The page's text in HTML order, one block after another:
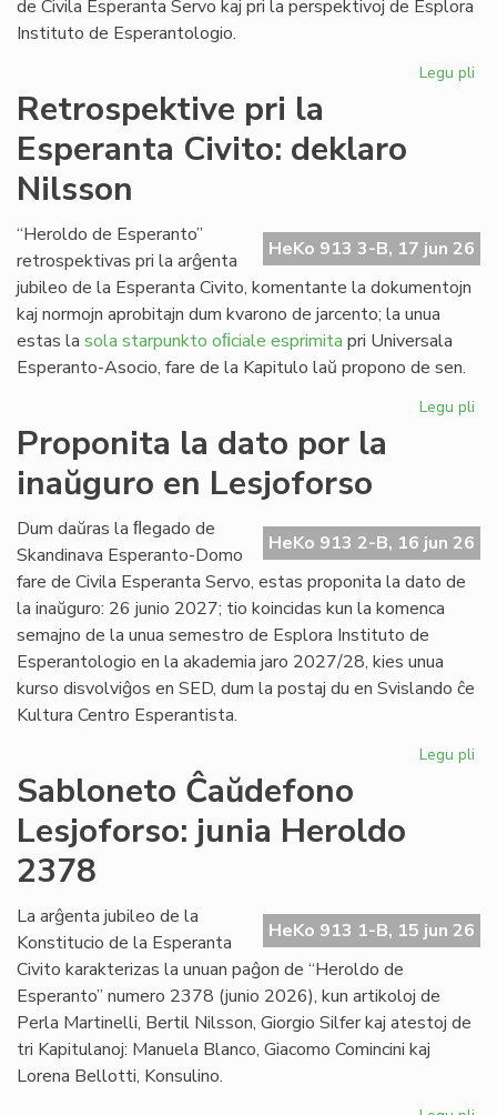
de Civila Esperanta Servo kaj pri la perspektivoj de Esplora
Instituto de Esperantologio.
Legu pli
Retrospektive pri la
Esperanta Civito: deklaro
Nilsson
HeKo 913 3-B, 17 jun 26
“Heroldo de Esperanto”
retrospektivas pri la arĝenta
jubileo de la Esperanta Civito, komentante la dokumentojn
kaj normojn aprobitajn dum kvarono de jarcento; la unua
estas la sola starpunkto oﬁciale esprimita pri Universala
Esperanto-Asocio, fare de la Kapitulo laŭ propono de sen.
Legu pli
Proponita la dato por la
inaŭguro en Lesjoforso
HeKo 913 2-B, 16 jun 26
Dum daŭras la ﬂegado de
Skandinava Esperanto-Domo
fare de Civila Esperanta Servo, estas proponita la dato de
la inaŭguro: 26 junio 2027; tio koincidas kun la komenca
semajno de la unua semestro de Esplora Instituto de
Esperantologio en la akademia jaro 2027/28, kies unua
kurso disvolviĝos en SED, dum la postaj du en Svislando ĉe
Kultura Centro Esperantista.
Legu pli
en
Sabloneto Ĉaŭdefono
Lesjoforso: junia Heroldo
2378
HeKo 913 1-B, 15 jun 26
La arĝenta jubileo de la
Konstitucio de la Esperanta
Civito karakterizas la unuan paĝon de “Heroldo de
Esperanto” numero 2378 (junio 2026), kun artikoloj de
Perla Martinelli, Bertil Nilsson, Giorgio Silfer kaj atestoj de
tri Kapitulanoj: Manuela Blanco, Giacomo Comincini kaj
Lorena Bellotti, Konsulino.